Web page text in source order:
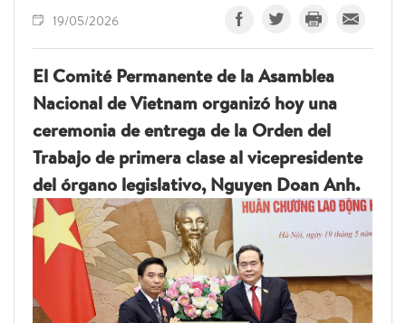
19/05/2026
El Comité Permanente de la Asamblea
Nacional de Vietnam organizó hoy una
ceremonia de entrega de la Orden del
Trabajo de primera clase al vicepresidente
del órgano legislativo, Nguyen Doan Anh.